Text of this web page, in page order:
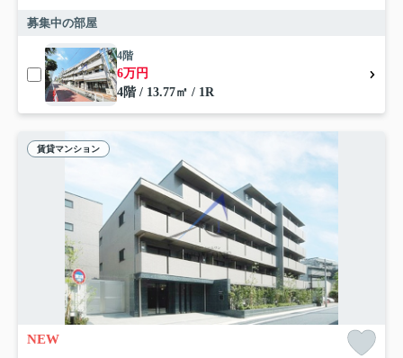
募集中の部屋
4階
6万円
4階 / 13.77㎡ / 1R
賃貸マンション
NEW